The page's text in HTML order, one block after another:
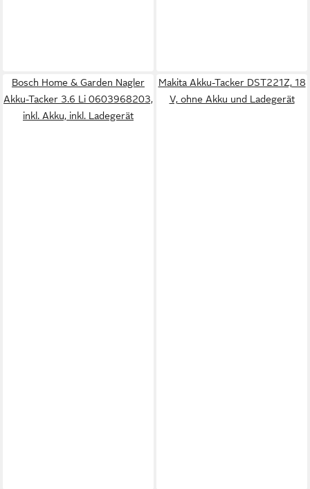
Bosch Home & Garden Nagler
Akku-Tacker 3.6 Li 0603968203,
inkl. Akku, inkl. Ladegerät
Makita Akku-Tacker DST221Z, 18
V, ohne Akku und Ladegerät